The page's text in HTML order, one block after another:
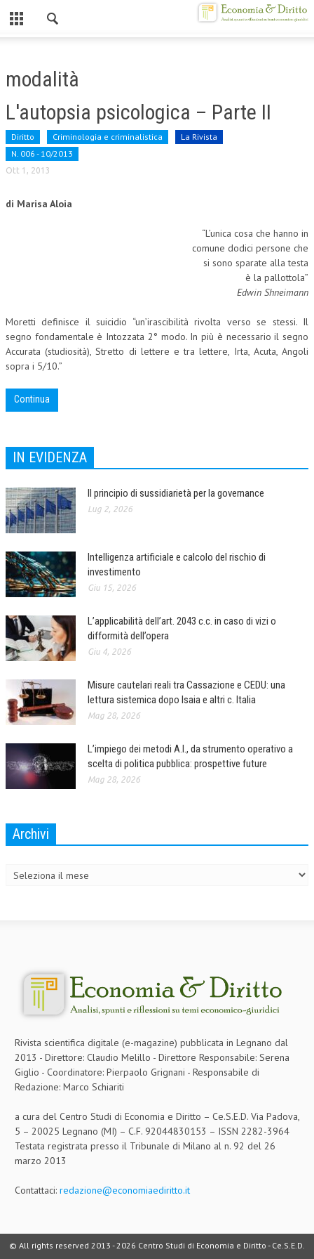
CHI SIAMO
MISSION
CONTATTI
CENTRO STUDI
ATTO COSTITUTIVO E STATUTO
CORSI CE.S.E.D.
ARCHIVIO CORSI 2015
DIVENTA SOCIO
BROCHURE CE.S.E.D.
COMITATO SCIENTIFICO
COMITATO EDITORIALE
REDAZIONE
PEER REVIEW
AUTORI
COLLABORA CON NOI
ECONOMIA
CORPORATE SOCIAL RESPONSIBILITY
INTERNAZIONALIZZAZIONE
HUMAN RESOURCES
MARKETING
DIRITTO
DIRITTO PENALE D’IMPRESA
DIRITTO DEL LAVORO
DIRITTO DEL WEB
CRIMINOLOGIA E CRIMINALISTICA
SICUREZZA SUL LAVORO
TAX RISK MANAGEMENT
modalità
L'autopsia psicologica – Parte II
Diritto Criminologia e criminalistica
La Rivista
N. 006 - 10/2013
Ott 1, 2013
di Marisa Aloia
“L’unica cosa che hanno in
comune dodici persone che
si sono sparate alla testa
è la pallottola”
Edwin Shneimann
Moretti definisce il suicidio “un’irascibilità rivolta verso se stessi. Il
segno fondamentale è Intozzata 2° modo. In più è necessario il segno
Accurata (studiosità), Stretto di lettere e tra lettere, Irta, Acuta, Angoli
sopra i 5/10.”
Continua
IN EVIDENZA
Il principio di sussidiarietà per la governance
Lug 2, 2026
Intelligenza artificiale e calcolo del rischio di
investimento
Giu 15, 2026
L’applicabilità dell’art. 2043 c.c. in caso di vizi o
difformità dell’opera
Giu 4, 2026
Misure cautelari reali tra Cassazione e CEDU: una
lettura sistemica dopo Isaia e altri c. Italia
Mag 28, 2026
L’impiego dei metodi A.I., da strumento operativo a
scelta di politica pubblica: prospettive future
Mag 28, 2026
Archivi
Rivista scientifica digitale (e-magazine) pubblicata in Legnano dal
2013 - Direttore: Claudio Melillo - Direttore Responsabile: Serena
Giglio - Coordinatore: Pierpaolo Grignani - Responsabile di
Redazione: Marco Schiariti
a cura del Centro Studi di Economia e Diritto – Ce.S.E.D. Via Padova,
5 – 20025 Legnano (MI) – C.F. 92044830153 – ISSN 2282-3964
Testata registrata presso il Tribunale di Milano al n. 92 del 26
marzo 2013
Contattaci: redazione@economiaediritto.it
© All rights reserved 2013 -2026 Centro Studi di Economia e Diritto - Ce.S.E.D.